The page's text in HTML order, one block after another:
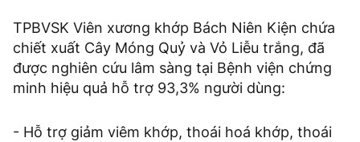
TPBVSK Viên xương khớp Bách Niên Kiện chứa
chiết xuất Cây Móng Quỷ và Vỏ Liễu trắng, đã
được nghiên cứu lâm sàng tại Bệnh viện chứng
minh hiệu quả hỗ trợ 93,3% người dùng:
- Hỗ trợ giảm viêm khớp, thoái hoá khớp, thoái